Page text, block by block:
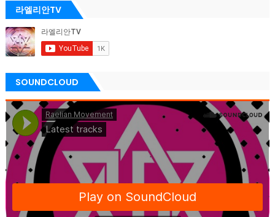
라엘리안TV
SOUNDCLOUD